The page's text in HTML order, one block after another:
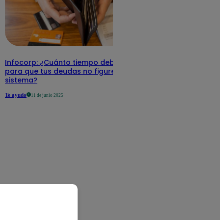
Infocorp: ¿Cuánto tiempo debe pasar
para que tus deudas no figuren en su
sistema?
Te ayudo 11 de junio 2025